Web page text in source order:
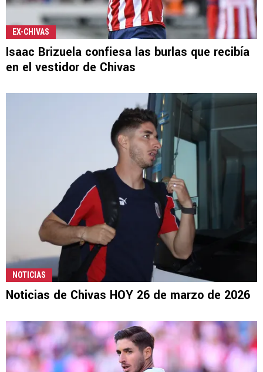
EX-CHIVAS
Isaac Brizuela confiesa las burlas que recibía
en el vestidor de Chivas
NOTICIAS
Noticias de Chivas HOY 26 de marzo de 2026